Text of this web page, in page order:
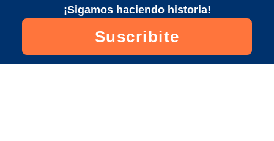
¡Sigamos haciendo historia!
Suscribite